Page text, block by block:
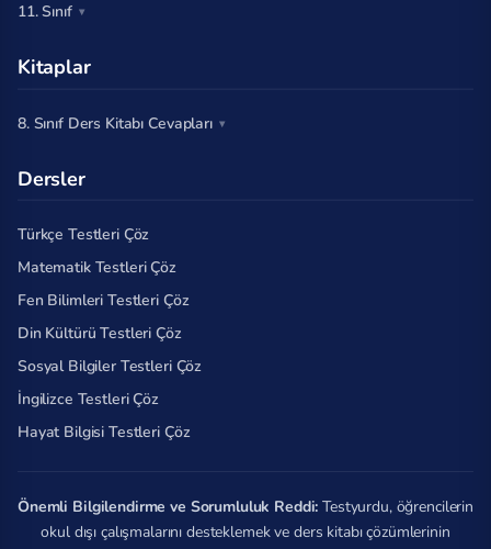
11. Sınıf
Kitaplar
8. Sınıf Ders Kitabı Cevapları
Dersler
Türkçe Testleri Çöz
Matematik Testleri Çöz
Fen Bilimleri Testleri Çöz
Din Kültürü Testleri Çöz
Sosyal Bilgiler Testleri Çöz
İngilizce Testleri Çöz
Hayat Bilgisi Testleri Çöz
Önemli Bilgilendirme ve Sorumluluk Reddi: Testyurdu, öğrencilerin
okul dışı çalışmalarını desteklemek ve ders kitabı çözümlerinin